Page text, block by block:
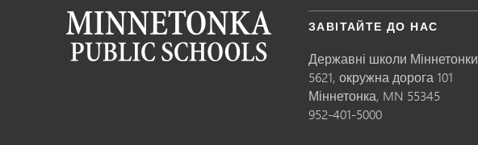
ЗАВІТАЙТЕ ДО НАС
Державні школи Міннетонки
5621, окружна дорога 101
Міннетонка, MN 55345
952-401-5000